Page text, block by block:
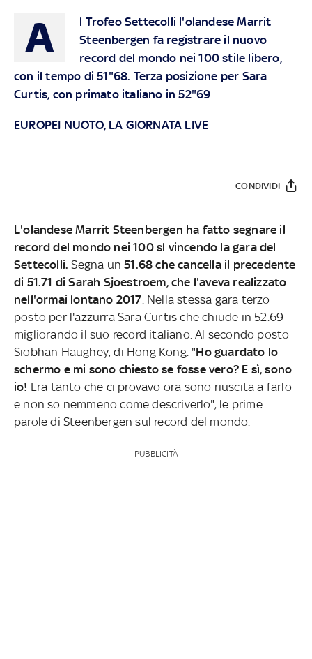
A
l Trofeo Settecolli l'olandese Marrit
Steenbergen fa registrare il nuovo
record del mondo nei 100 stile libero,
con il tempo di 51"68. Terza posizione per Sara
Curtis, con primato italiano in 52"69
EUROPEI NUOTO, LA GIORNATA LIVE
CONDIVIDI
L'olandese Marrit Steenbergen ha fatto segnare il
record del mondo nei 100 sl vincendo la gara del
Settecolli. Segna un51.68 che cancella il precedente
di 51.71 di Sarah Sjoestroem, che l'aveva realizzato
nell'ormai lontano 2017 . Nella stessa gara terzo
posto per l'azzurra Sara Curtis che chiude in 52.69
migliorando il suo record italiano. Al secondo posto
Siobhan Haughey, di Hong Kong. "Ho guardato lo
schermo e mi sono chiesto se fosse vero? E sì, sono
io! Era tanto che ci provavo ora sono riuscita a farlo
e non so nemmeno come descriverlo", le prime
parole di Steenbergen sul record del mondo.
PUBBLICITÀ